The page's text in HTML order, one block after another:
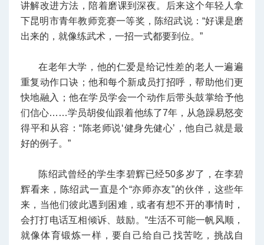
讲解改进方法，陪着磨课到深夜。后来这个年轻人拿
下昆明市青年教师竞赛一等奖，陈绍武说：“好课是磨
出来的，就像练武术，一招一式都要到位。”
在老年大学，他的仁爱是给记性差的老人一遍遍
重复动作口诀；他和每个新成员打招呼，帮助他们更
快地融入；他在学员学会一个动作后带头鼓掌给予他
们信心……学员胡俊仙跟着他练了7年，从急躁易怒变
得平和从容：“陈老师说‘健身先健心’，他自己就是最
好的例子。”
陈绍武曾经的学生李碧辉已经50多岁了，在李碧
辉看来，陈绍武一直是个“亦师亦友”的伙伴，这些年
来，当他们彼此遇到困难，或者有想不开的事情时，
会打打电话互相倾诉、鼓励。“生活不可能一帆风顺，
就像体育锻炼一样，要自己给自己找苦吃，挑战自